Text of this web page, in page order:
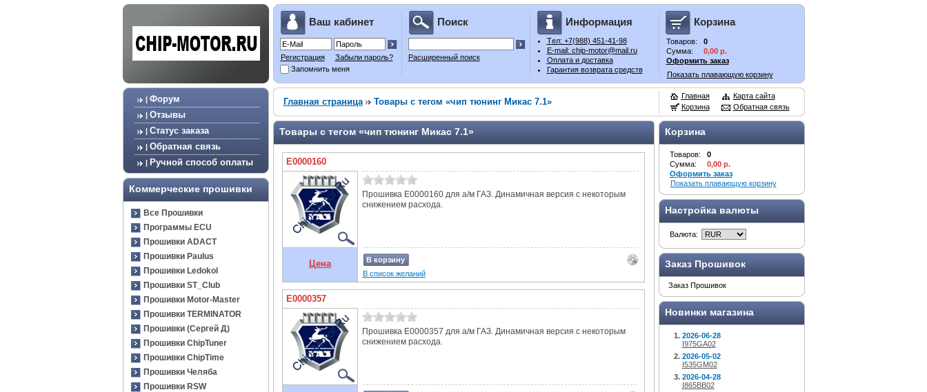
Ваш кабинет
Регистрация
Забыли пароль?
Запомнить меня
Поиск
Расширенный поиск
Информация
Tел: +7(988) 451-41-98
E-mail: chip-motor@mail.ru
Оплата и доставка
Гарантия возврата средств
Корзина
Товаров:
0
Сумма:
0,00 р.
Оформить заказ
Показать плавающую корзину
| Форум
| Отзывы
| Статус заказа
| Обратная связь
| Ручной способ оплаты
Коммерческие прошивки
Все Прошивки
Программы ECU
Прошивки ADACT
Прошивки Paulus
Прошивки Ledokol
Прошивки ST_Club
Прошивки Motor-Master
Прошивки TERMINATOR
Прошивки (Сергей Д)
Прошивки ChipTuner
Прошивки ChipTime
Прошивки Челяба
Прошивки RSW
Главная страница Товары с тегом «чип тюнинг Микас 7.1»
Главная
Корзина
Карта сайта
Обратная связь
Корзина
Товаров:
0
Сумма:
0,00 р.
Оформить заказ
Показать плавающую корзину
Настройка валюты
Валюта:
Заказ Прошивок
Заказ Прошивок
Новинки магазина
2026-06-28
I975GA02
2026-05-02
I535GM02
2026-04-28
I865BB02
Товары с тегом «чип тюнинг Микас 7.1»
E0000160
Прошивка E0000160 для а/м ГАЗ. Динамичная версия с некоторым
снижением расхода.
Цена
В корзину
В список желаний
E0000357
Прошивка E0000357 для а/м ГАЗ. Динамичная версия с некоторым
снижением расхода.